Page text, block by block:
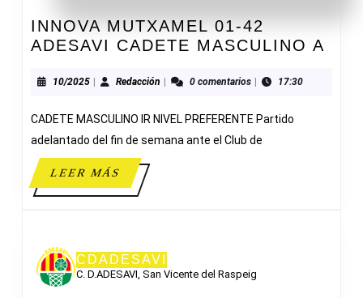
INNOVA MUTXAMEL 01-42
ADESAVI CADETE MASCULINO A
10/202510/2025Redacción Redacción0 comentarios 17:30
CADETE MASCULINO IR NIVEL PREFERENTE Partido
adelantado del fin de semana ante el Club de
LEER MÁSLEER
MÁS
CDADESAVI
C. D.ADESAVI, San Vicente del Raspeig